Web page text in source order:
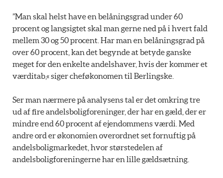
”Man skal helst have en belåningsgrad under 60
procent og langsigtet skal man gerne ned på i hvert fald
mellem 30 og 50 procent. Har man en belåningsgrad på
over 60 procent, kan det begynde at betyde ganske
meget for den enkelte andelshaver, hvis der kommer et
værditab,« siger cheføkonomen til Berlingske.
Ser man nærmere på analysens tal er det omkring tre
ud af fire andelsboligforeninger, der har en gæld, der er
mindre end 60 procent af ejendommens værdi. Med
andre ord er økonomien overordnet set fornuftig på
andelsboligmarkedet, hvor størstedelen af
andelsboligforeningerne har en lille gældsætning.